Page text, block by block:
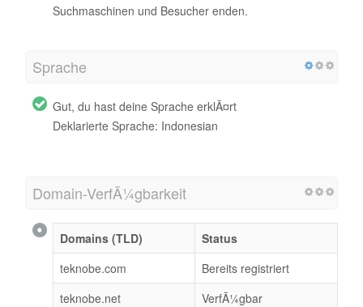
Suchmaschinen und Besucher enden.
Sprache
Gut, du hast deine Sprache erklÃ¤rt
Deklarierte Sprache: Indonesian
Domain-VerfÃ¼gbarkeit
Domains (TLD)
Status
teknobe.com
Bereits registriert
teknobe.net
VerfÃ¼gbar